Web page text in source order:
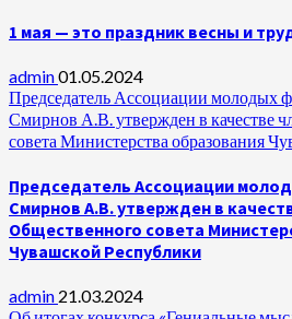
1 мая — это праздник весны и
admin01.05.2024
Председатель Ассоциации молодых
Смирнов А.В. утвержден в качестве
совета Министерства образования
Председатель Ассоциации
Смирнов А.В. утвержден в
Общественного совета
Чувашской Республики
admin 21.03.2024